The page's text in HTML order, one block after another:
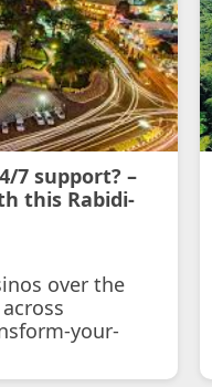
7 support? –
this Rabidi-
over the
your-